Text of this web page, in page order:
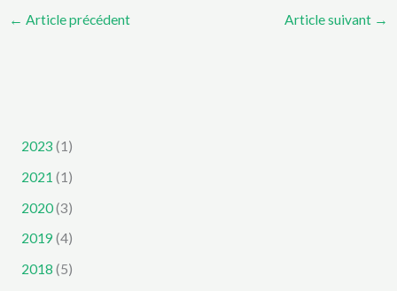
← Article précédent Article suivant →
2023 (1)
2021 (1)
2020(3)
2019 (4)
2018 (5)